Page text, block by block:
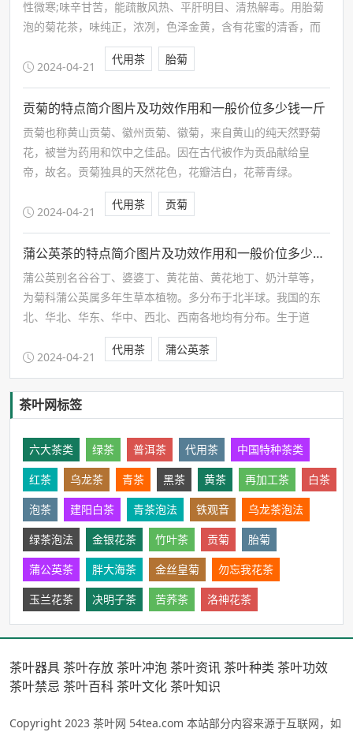
性微寒;味辛甘苦，能疏散风热、平肝明目、清热解毒。用胎菊
泡的菊花茶，味纯正，浓冽，色泽金黄，含有花蜜的清香，而
且泡久了也不会散开。胎菊是杭白菊中最上品的一种。是在杭
白菊花朵未完全张开的时候摘收下来的为胎菊，经干燥加工制
成。
2024-04-21
代用茶 胎菊
贡菊的特点简介图片及功效作用和一般价位多少钱一斤
贡菊也称黄山贡菊、徽州贡菊、徽菊，来自黄山的纯天然野菊
花，被誉为药用和饮中之佳品。因在古代被作为贡品献给皇
帝，故名。贡菊独具的天然花色，花瓣洁白，花蒂青绿。
2024-04-21
代用茶 贡菊
蒲公英茶的特点简介图片及功效作用和一般价位多少钱一斤
蒲公英别名谷谷丁、婆婆丁、黄花苗、黄花地丁、奶汁草等，
为菊科蒲公英属多年生草本植物。多分布于北半球。我国的东
北、华北、华东、华中、西北、西南各地均有分布。生于道
旁、草地、田间、河岸、荒地等处。
2024-04-21
代用茶 蒲公英茶
茶叶网标签
六大茶类 绿茶 普洱茶 代用茶
中国特种茶类
红茶
乌龙茶 青茶 黑茶 黄茶 再加工茶
白茶
泡茶
建阳白茶 青茶泡法 铁观音
乌龙茶泡法
绿茶泡法
金银花茶 竹叶茶 贡菊
胎菊
蒲公英茶
胖大海茶 金丝皇菊
勿忘我花茶
玉兰花茶
决明子茶 苦荞茶 洛神花茶
茶叶器具茶叶存放茶叶冲泡茶叶资讯茶叶种类 茶叶功效
茶叶禁忌 茶叶百科茶叶文化茶叶知识
Copyright 2023 茶叶网 54tea.com 本站部分内容来源于互联网，如